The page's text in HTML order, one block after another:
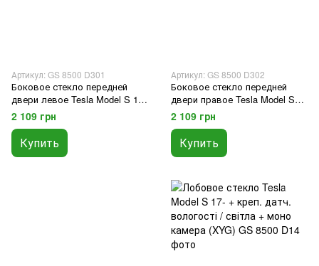
Артикул: GS 8500 D301
Боковое стекло передней
двери левое Tesla Model S 12-
(XYG)
2 109 грн
Купить
Артикул: GS 8500 D302
Боковое стекло передней
двери правое Tesla Model S
12- (XYG)
2 109 грн
Купить